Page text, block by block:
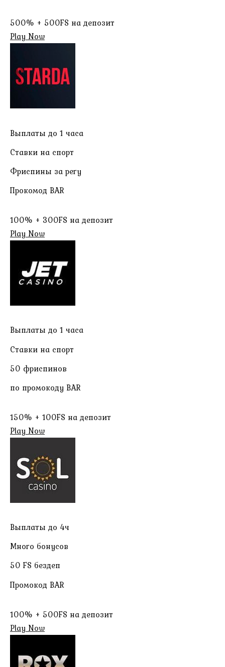
500% + 500FS на депозит
Play Now
Выплаты до 1 часа
Ставки на спорт
Фриспины за регу
Прокомод BAR
100% + 300FS на депозит
Play Now
Выплаты до 1 часа
Ставки на спорт
50 фриспинов
по промокоду BAR
150% + 100FS на депозит
Play Now
Выплаты до 4ч
Много бонусов
50 FS бездеп
Промокод BAR
100% + 500FS на депозит
Play Now